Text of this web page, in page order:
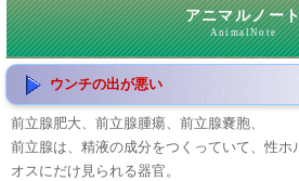
アニマルノー
AnimalNote
ウンチの出が悪い
前立腺肥大、前立腺腫瘍、前立腺嚢胞、
前立腺は、精液の成分をつくっていて、性ホ
オスにだけ見られる器官。